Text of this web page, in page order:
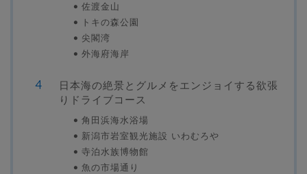
佐渡金山
トキの森公園
尖閣湾
外海府海岸
日本海の絶景とグルメをエンジョイする欲張
りドライブコース
角田浜海水浴場
新潟市岩室観光施設 いわむろや
寺泊水族博物館
魚の市場通り